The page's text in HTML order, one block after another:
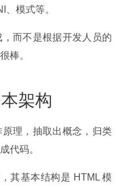
模式等。
而不是根据开发人员的
棒。
架构
理，抽取出概念，归类
代码。
其基本结构是 HTML 模